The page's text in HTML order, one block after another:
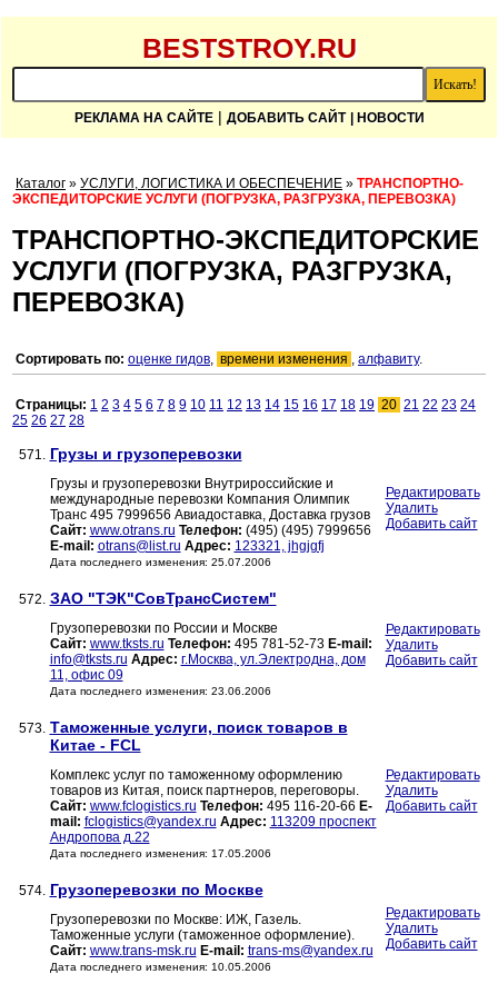
BESTSTROY.RU
РЕКЛАМА НА САЙТЕ| ДОБАВИТЬ САЙТ | НОВОСТИ
Каталог » УСЛУГИ, ЛОГИСТИКА И ОБЕСПЕЧЕНИЕ » ТРАНСПОРТНО-
ЭКСПЕДИТОРСКИЕ УСЛУГИ (ПОГРУЗКА, РАЗГРУЗКА, ПЕРЕВОЗКА)
ТРАНСПОРТНО-ЭКСПЕДИТОРСКИЕ
УСЛУГИ (ПОГРУЗКА, РАЗГРУЗКА,
ПЕРЕВОЗКА)
Сортировать по: оценке гидов, времени изменения , алфавиту.
Страницы: 1 2 3 4 5 6 7 8 9 10 11 12 13 14 15 16 17 18 19 20 21 22 23 24
25 26 27 28
571. Грузы и грузоперевозки
Грузы и грузоперевозки Внутрироссийские и
международные перевозки Компания Олимпик
Транс 495 7999656 Авиадоставка, Доставка грузов
Сайт: www.otrans.ru Телефон: (495) (495) 7999656
E-mail: otrans@list.ru Адрес: 123321, jhgjgfj
Дата последнего изменения: 25.07.2006
Редактировать
Удалить
Добавить сайт
572. ЗАО "ТЭК"СовТрансСистем"
Грузоперевозки по России и Москве
Сайт: www.tksts.ru Телефон: 495 781-52-73 E-mail:
info@tksts.ru Адрес: г.Москва, ул.Электродна, дом
11, офис 09
Дата последнего изменения: 23.06.2006
Редактировать
Удалить
Добавить сайт
573. Таможенные услуги, поиск товаров в
Китае - FCL
Комплекс услуг по таможенному оформлению
товаров из Китая, поиск партнеров, переговоры.
Сайт: www.fclogistics.ru Телефон: 495 116-20-66 E-
mail: fclogistics@yandex.ru Адрес: 113209 проспект
Андропова д.22
Дата последнего изменения: 17.05.2006
Редактировать
Удалить
Добавить сайт
574. Грузоперевозки по Москве
Грузоперевозки по Москве: ИЖ, Газель.
Таможенные услуги (таможенное оформление).
Сайт: www.trans-msk.ru E-mail: trans-ms@yandex.ru
Дата последнего изменения: 10.05.2006
Редактировать
Удалить
Добавить сайт